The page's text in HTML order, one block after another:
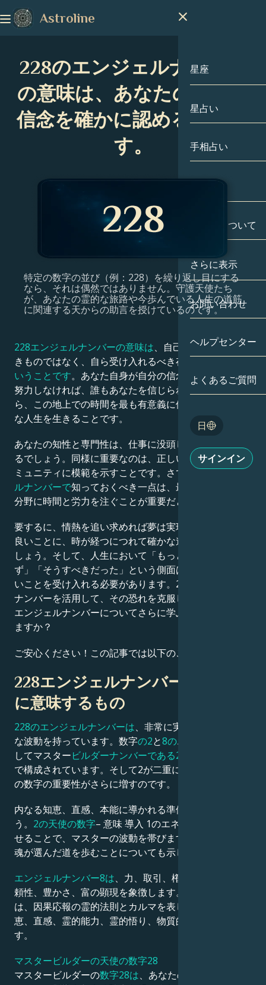
Astroline
星座
星座
山羊座
牡牛座
双子座
蟹座
獅子座
乙女座
射手座
星占い
手相占い
出生図
有名人
日付別
アストロカー
私たちについて
さらに表示
相性
タロット
エンジェルナ
お問い合わせ
ヘルプセンター
よくあるご質問
日
English
サインイン
228のエンジェルナンバー
の意味は、あなたの仕事と
信念を確かに認めるもので
す。
特定の数字の並び（例：228）を繰り返し目にする
なら、それは偶然ではありません。守護天使たち
が、あなたの霊的な旅路や今歩んでいる人生の道筋
に関連する天からの助言を授けているのです。
228エンジェルナンバーの意味は、自己信頼は選択すべ
きものではなく、自ら受け入れるべき存在状態である
いうことです。あなた自身が自分の信念を支えるために
努力しなければ、誰もあなたを信じられません。ですか
ら、この地上での時間を最も有意義に使う方法は、神聖
な人生を生きることです。
あなたの知性と専門性は、仕事に没頭し続ける助けとな
るでしょう。同様に重要なのは、正しい行いを通じてコ
ミュニティに模範を示すことです。さて、 228エンジェ
ルナンバーで知っておくべき一点は、最も情熱を注げる
分野に時間と労力を注ぐことが重要だということです。
要するに、情熱を追い求めれば夢は実現します。さらに
良いことに、時が経つにつれて確かな進展が見られるで
しょう。そして、人生において「もっと上手くできたは
ず」「そうすべきだった」という側面は決して存在しな
いことを受け入れる必要があります。228のエンジェル
ナンバーを活用して、その恐れを克服しましょう。この
エンジェルナンバーについてさらに学ぶ準備はできてい
ますか？
ご安心ください！この記事では以下のことを学びます：
228エンジェルナンバーがあなた
に意味するもの
228のエンジェルナンバーは、非常に実質的なため強力
な波動を持っています。数字の2と8のエネルギー、そ
してマスタービルダーナンバーである28
で構成されています。そして2が二重になることで、こ
の数字の重要性がさらに増すのです。
内なる知恵、直感、本能に導かれる準備を整えましょ
う。 2の天使の数字– 意味 導入 1のエネルギーを倍増さ
せることで、マスターの波動を帯びます。この数字は、
魂が選んだ道を歩むことについても示しています。
エンジェルナンバー8は、力、取引、権威、真実性、信
頼性、豊かさ、富の顕現を象徴します。またこの数字
は、因果応報の霊的法則とカルマを表します。さらに知
恵、直感、霊的能力、霊的悟り、物質的富を意味しま
す。
マスタービルダーの天使の数字28
マスタービルダーの数字28は、あなたの